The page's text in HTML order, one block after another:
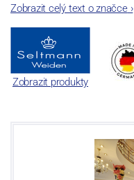
Zobrazit celý text o značce›
Zobrazit produkty